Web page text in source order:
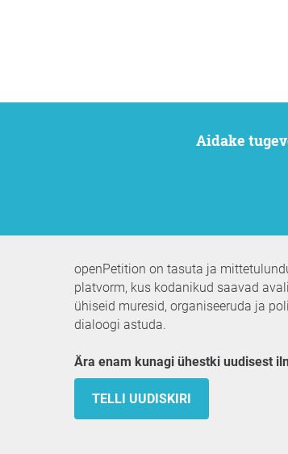
Aidake
openPetition on tasuta ja
platvorm, kus kodanikud saavad
ühiseid muresid, organiseeruda ja
dialoogi astuda.
Ära enam kunagi ühestki uudisest
TELLI UUDISKIRI